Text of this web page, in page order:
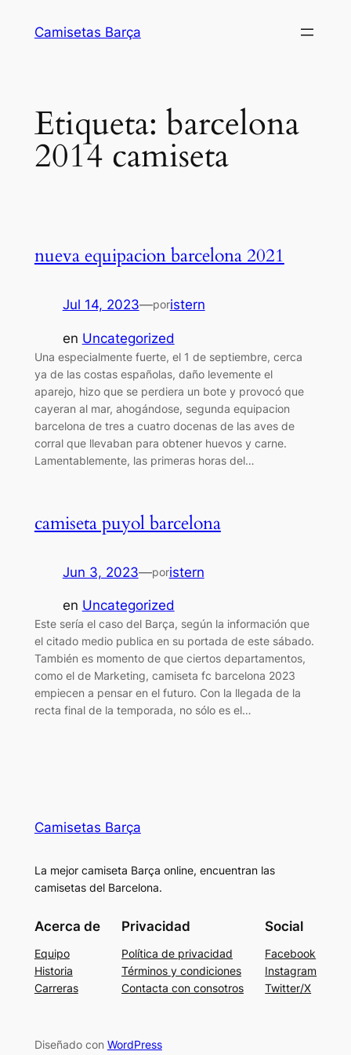
Camisetas Barça
Etiqueta: barcelona
2014 camiseta
nueva equipacion barcelona 2021
Jul 14, 2023—poristern
en Uncategorized
Una especialmente fuerte, el 1 de septiembre, cerca
ya de las costas españolas, daño levemente el
aparejo, hizo que se perdiera un bote y provocó que
cayeran al mar, ahogándose, segunda equipacion
barcelona de tres a cuatro docenas de las aves de
corral que llevaban para obtener huevos y carne.
Lamentablemente, las primeras horas del…
camiseta puyol barcelona
Jun 3, 2023—poristern
en Uncategorized
Este sería el caso del Barça, según la información que
el citado medio publica en su portada de este sábado.
También es momento de que ciertos departamentos,
como el de Marketing, camiseta fc barcelona 2023
empiecen a pensar en el futuro. Con la llegada de la
recta final de la temporada, no sólo es el…
Camisetas Barça
La mejor camiseta Barça online, encuentran las
camisetas del Barcelona.
Acerca de
Equipo
Historia
Carreras
Privacidad
Política de privacidad
Términos y condiciones
Contacta con consotros
Social
Facebook
Instagram
Twitter/X
Diseñado con WordPress